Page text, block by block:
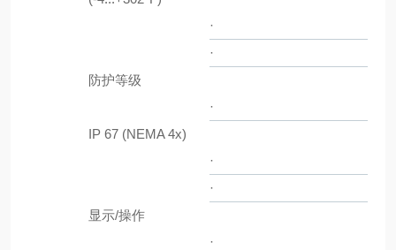
·
·
防护等级
·
IP 67 (NEMA 4x)
·
·
显示/操作
·